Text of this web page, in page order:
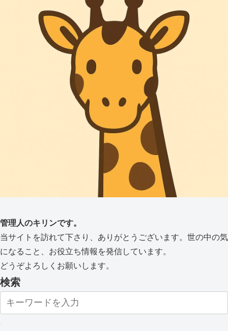
管理人のキリンです。
当サイトを訪れて下さり、ありがとうございます。世の中の気
になること、お役立ち情報を発信しています。
どうぞよろしくお願いします。
検索